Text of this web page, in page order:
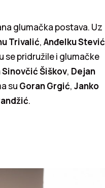
glumačka postava. Uz
Trivalić, Anđelku Stević
se pridružile i glumačke
Sinovčić Šiškov, Dejan
su Goran Grgić, Janko
.